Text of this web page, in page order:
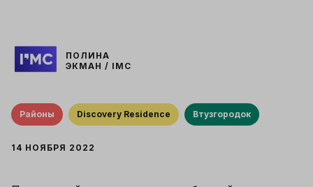
ПОЛИНА
ЭКМАН / IMC
Районы Discovery Residence Втузгородок
14 НОЯБРЯ 2022